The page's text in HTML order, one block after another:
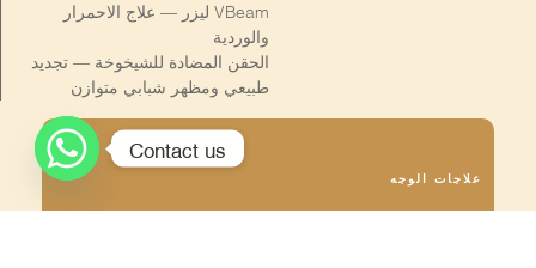
علاجات الوجه
VBeam ليزر — علاج الاحمرار
والوردية
الحقن المضادة للشيخوخة — تجديد
طبيعي ومظهر شبابي متوازن
Contact us